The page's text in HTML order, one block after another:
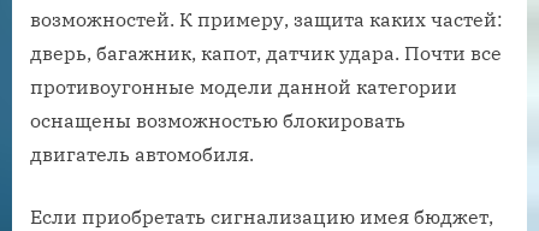
возможностей. К примеру, защита каких частей:
дверь, багажник, капот, датчик удара. Почти все
противоугонные модели данной категории
оснащены возможностью блокировать
двигатель автомобиля.
Если приобретать сигнализацию имея бюджет,